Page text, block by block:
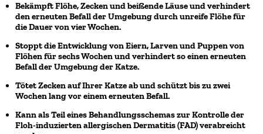
Bekämpft Flöhe, Zecken und beißende Läuse und verhindert
den erneuten Befall der Umgebung durch unreife Flöhe für
die Dauer von vier Wochen.
Stoppt die Entwicklung von Eiern, Larven und Puppen von
Flöhen für sechs Wochen und verhindert so einen erneuten
Befall der Umgebung der Katze.
Tötet Zecken auf Ihrer Katze ab und schützt bis zu zwei
Wochen lang vor einem erneuten Befall.
Kann als Teil eines Behandlungsschemas zur Kontrolle der
Floh-induzierten allergischen Dermatitis (FAD) verabreicht